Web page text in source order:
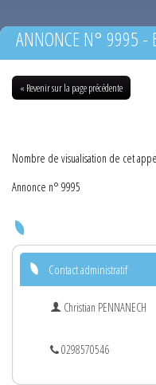
ANNONCE N° 9995 -
« Revenir sur la page précédente
Nombre de visualisation de cet
Annonce n° 9995
Contact administratif
Christian PENNANECH
0298570546